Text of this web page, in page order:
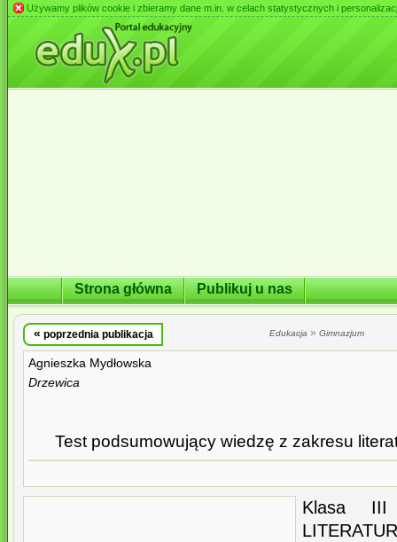
Używamy plików cookie i zbieramy dane m.in. w celach statystycznych i
Strona główna Publikuj u nas
« poprzednia publikacja Edukacja » Gimnazjum
Agnieszka Mydłowska
Drzewica
Test podsumowujący wiedzę z zakresu
Klasa III